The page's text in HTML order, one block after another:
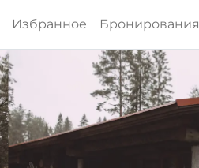
Избранное Бронирования